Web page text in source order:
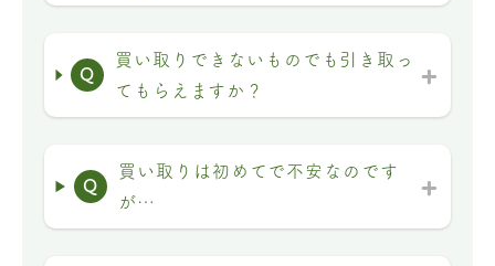
Q
買い取りできないものでも引き取っ
てもらえますか？
Q
買い取りは初めてで不安なのです
が…